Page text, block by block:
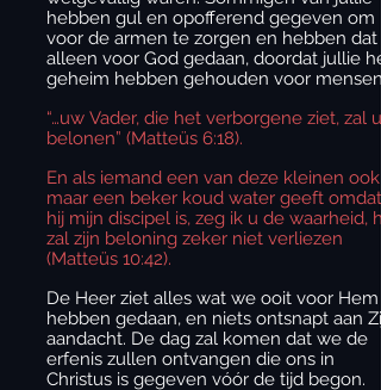
hebben gul en opofferend gegeven om
voor de armen te zorgen en hebben dat
alleen voor God gedaan, doordat jullie
geheim hebben gehouden voor mensen.
“…uw Vader, die het verborgene ziet, zal u
belonen” (Matteüs 6:18).
En als iemand een van deze kleinen ook
maar een beker koud water geeft omdat
hij mijn discipel is, zeg ik u de waarheid, hij
zal zijn beloning zeker niet verliezen
(Matteüs 10:42).
De Heer ziet alles wat we ooit voor Hem
hebben gedaan, en niets ontsnapt aan
aandacht. De dag zal komen dat we de
erfenis zullen ontvangen die ons in
Christus is gegeven vóór de tijd begon.